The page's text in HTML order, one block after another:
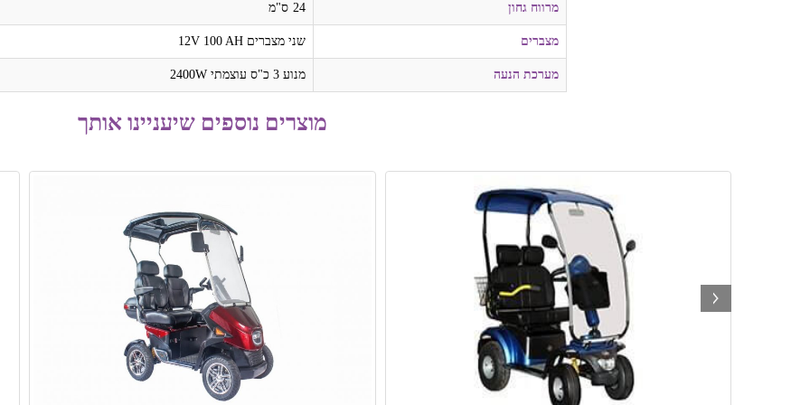
מרווח גחון 24 ס"מ
מצברים שני מצברים 12V 100 AH
מערכת הנעה מנוע 3 כ"ס עוצמתי 2400W
מוצרים נוספים שיעניינו אותך
next